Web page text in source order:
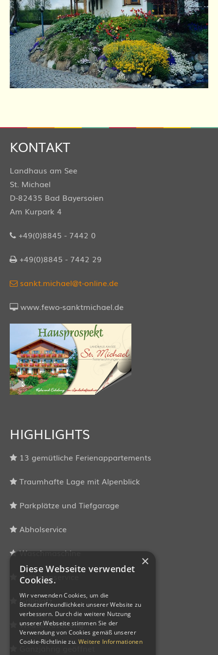
KONTAKT
Landhaus am See
St. Michael
D-82435 Bad Bayersoien
Am Kurpark 4
+49(0)8845 - 7442 0
+49(0)8845 - 7442 29
sankt.michael@t-online.de
www.fewo-sanktmichael.de
HIGHLIGHTS
13 gemütliche Ferienappartements
Traumhafte Lage mit Alpenblick
Parkplätze und Tiefgarage
Abholservice
Waschmaschine
Brötchenservice
Grillplatz
Wildtierfütterung
×
Diese Webseite verwendet
Cookies.
Wir verwenden Cookies, um die
Benutzerfreundlichkeit unserer Website zu
verbessern. Durch die weitere Nutzung
unserer Webseite stimmen Sie der
Verwendung von Cookies gemäß unserer
Cookie-Richtlinie zu. Weitere Informationen